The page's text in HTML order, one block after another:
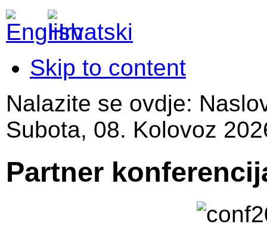
Skip to content
Nalazite se ovdje:
Subota, 08. Kolovoz
Partner